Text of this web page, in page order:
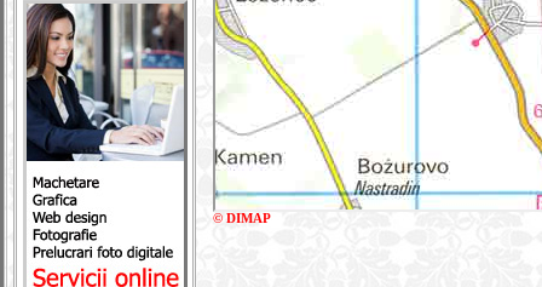
© DIMAP